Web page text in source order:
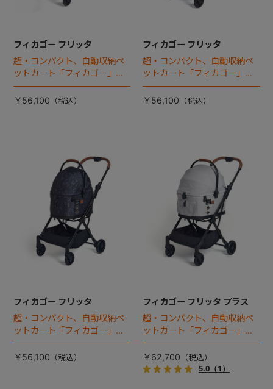
フィカゴー フリッタ
超・コンパクト、自動収納ペ
ットカート「フィカゴー」に
キャビン着脱タイプが新登
場！
￥56,100
フィカゴー フリッタ
超・コンパクト、自動収納ペ
ットカート「フィカゴー」に
キャビン着脱タイプが新登
場！
￥56,100
フィカゴー フリッタ
超・コンパクト、自動収納ペ
ットカート「フィカゴー」に
キャビン着脱タイプが新登
場！
￥56,100
フィカゴー フリッタ プラス
超・コンパクト、自動収納ペ
ットカート「フィカゴー」に
キャビン着脱タイプが新登
場！
￥62,700
5.0（1）